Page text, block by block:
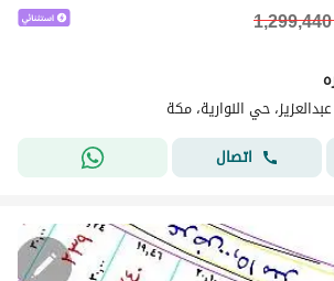
1,299,440
حي النوارية، مكة
اتصال